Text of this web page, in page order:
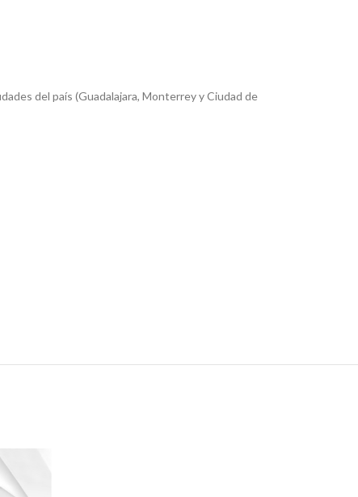
del país (Guadalajara, Monterrey y Ciudad de